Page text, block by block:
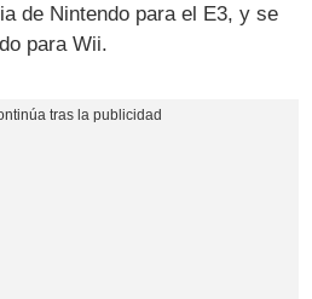
de Nintendo para el E3, y se
para Wii.